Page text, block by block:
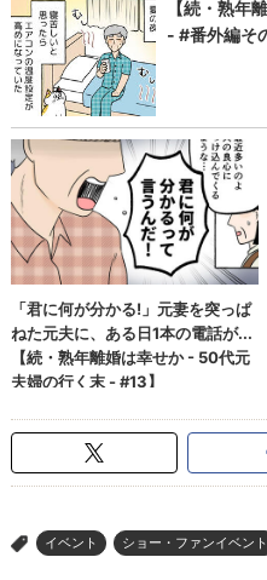
> イベント ショー・ファンイベント